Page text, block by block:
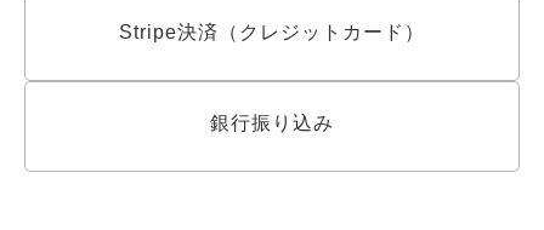
Stripe決済（クレジットカード）
銀行振り込み